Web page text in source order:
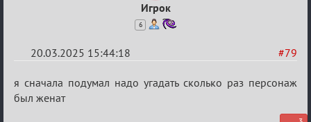
Игрок
6
#79
20.03.2025 15:44:18
Re:
Биатлон
я сначала подумал надо угадать сколько раз персонаж
был женат